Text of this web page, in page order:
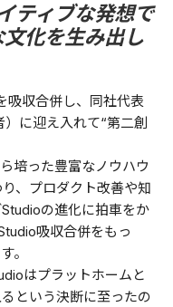
ティブな発想で
化を生み出し
吸収合併し、同社代表
に迎え入れて“第二創
培った豊富なノウハウ
、プロダクト改善や知
の進化に拍車をか
吸収合併をもっ
。
はプラットホームと
という決断に至ったの